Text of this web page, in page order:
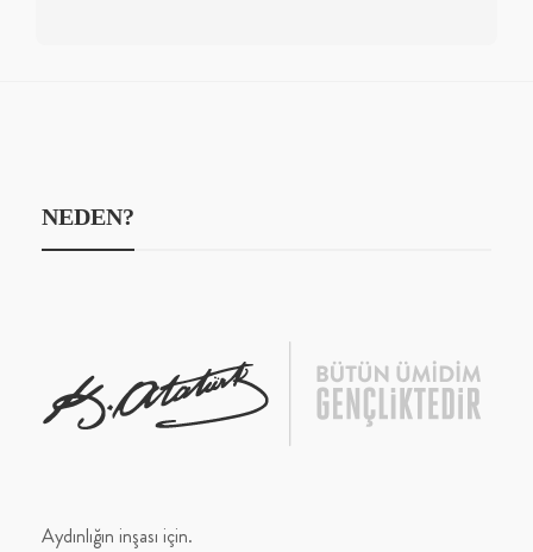
NEDEN?
Aydınlığın inşası için.